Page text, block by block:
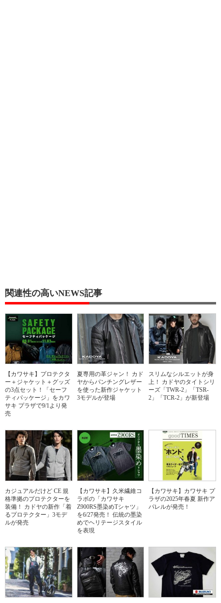
関連性の高いNEWS記事
【カワサキ】プロテクタ
ー＋ジャケット＋グッズ
の3点セット！「セーフ
ティパッケージ」をカワ
サキ プラザで9/1より発
売
夏専用の革ジャン！ カド
ヤからパンチングレザー
を使った新作ジャケット
3モデルが登場
スリムなシルエットが身
上！ カドヤのタイトシリ
ーズ「TWR-2」「TSR-
2」「TCR-2」が新登場
カジュアルだけど CE 規
格準拠のプロテクターを
装備！ カドヤの新作「着
るプロテクター」3モデ
ルが発売
【カワサキ】久米繊維コ
ラボの「カワサキ
Z900RS墨染めTシャツ」
を6/27発売！ 伝統の墨染
めでヘリテージスタイル
を表現
【カワサキ】カワサキ プ
ラザの2025年春夏 新作ア
パレルが発売！